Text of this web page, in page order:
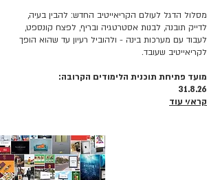
מסלול הדגל לעולם הקריאייטיב החדש: להבין בעיה,
לדייק תובנה, לבנות אסטרטגיה ובריף, לפצח קונספט,
לעבוד עם מערכות בינה - ולהוביל רעיון עד שהוא הופך
לקריאייטיב שעובד.
מועד פתיחת תוכנית הלימודים הקרובה:
31.8.26
קרא/י עוד